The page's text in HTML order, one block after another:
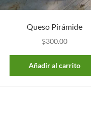
Queso Pirámide
$300.00
Añadir al carrito